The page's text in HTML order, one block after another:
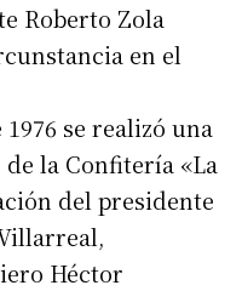
Roberto Zola
en el
se realizó una
la Confitería «La
del presidente
Héctor